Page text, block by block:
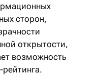
сторон,
открытости,
возможность